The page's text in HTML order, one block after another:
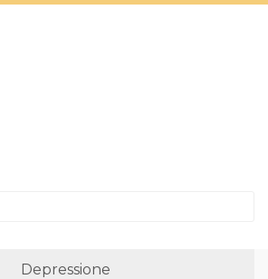
Depressione